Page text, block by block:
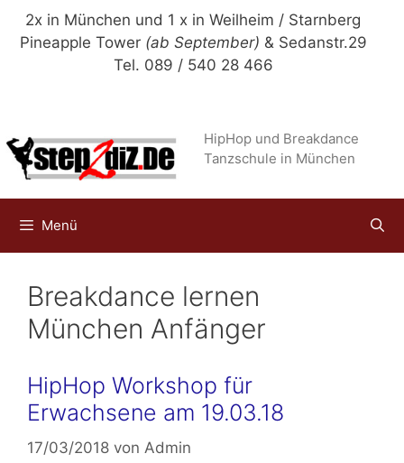
Zum
Inhalt
2x in München und 1 x in Weilheim / Starnberg
Pineapple Tower (ab September) & Sedanstr.29
Tel. 089 / 540 28 466
HipHop und Breakdance
Tanzschule in München
Menü
Breakdance lernen
München Anfänger
HipHop Workshop für
Erwachsene am 19.03.18
17/03/2018 von Admin